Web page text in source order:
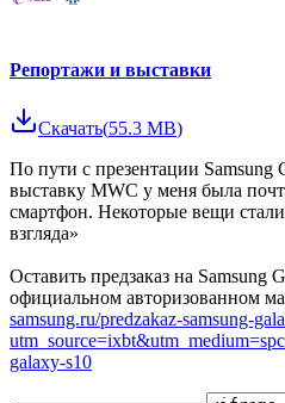
Репортажи и выставки
Скачать(55.3 MB)
По пути с презентации Samsung
выставку MWC у меня была
смартфон. Некоторые вещи
взгляда»
Оставить предзаказ на Samsung
официальном авторизованном
samsung.ru/predzakaz-samsung-
galaxy-s10